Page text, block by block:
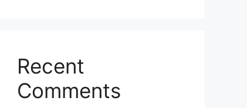
Recent
Comments